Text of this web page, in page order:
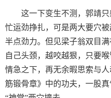
这一下变生不测，郭靖只
忙运劲挣扎，可是两大要穴
半点劲力。但见梁子翁双目
自己头颈，越咬越狠，只要
情急之下，再无余暇思索与
筋锻骨章》中的功夫，一股